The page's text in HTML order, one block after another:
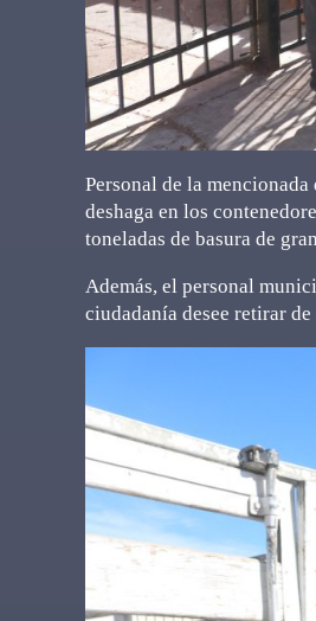
Personal de la
deshaga en los
toneladas de basura de
Además, el personal
ciudadanía desee retirar